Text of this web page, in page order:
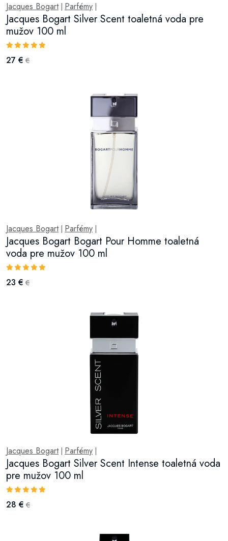
Jacques Bogart| Parfémy
Jacques Bogart Silver Scent toaletná voda pre
mužov 100 ml
27 € €
Jacques Bogart| Parfémy
Jacques Bogart Bogart Pour Homme toaletná
voda pre mužov 100 ml
23 € €
Jacques Bogart| Parfémy
Jacques Bogart Silver Scent Intense toaletná voda
pre mužov 100 ml
28 € €